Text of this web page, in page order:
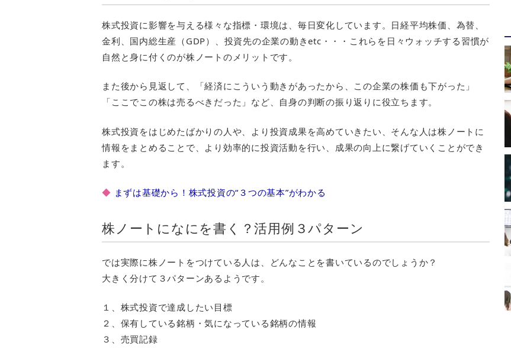
株式投資に影響を与える様々な指標・環境は、毎日変化しています。日経平均株価、為替、
金利、国内総生産（GDP）、投資先の企業の動きetc・・・これらを日々ウォッチする習慣が
自然と身に付くのが株ノートのメリットです。
また後から見返して、「経済にこういう動きがあったから、この企業の株価も下がった」
「ここでこの株は売るべきだった」など、自身の判断の振り返りに役立ちます。
株式投資をはじめたばかりの人や、より投資成果を高めていきたい、そんな人は株ノートに
情報をまとめることで、より効率的に投資活動を行い、成果の向上に繋げていくことができ
ます。
◆ まずは基礎から！株式投資の“３つの基本”がわかる
株ノートになにを書く？活用例３パターン
では実際に株ノートをつけている人は、どんなことを書いているのでしょうか？
大きく分けて３パターンあるようです。
１、株式投資で達成したい目標
２、保有している銘柄・気になっている銘柄の情報
３、売買記録